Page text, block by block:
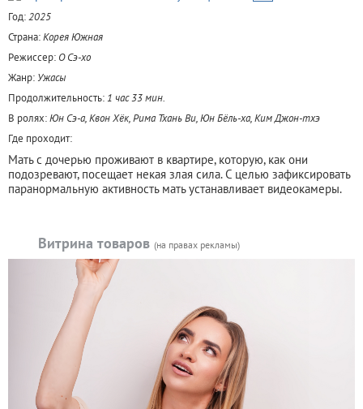
Год:2025
Страна:Корея Южная
Режиссер: О Сэ-хо
Жанр: Ужасы
Продолжительность: 1 час 33 мин.
В ролях:Юн Сэ-а, Квон Хёк, Рима Тхань Ви, Юн Бёль-ха, Ким Джон-тхэ
Где проходит:
Мать с дочерью проживают в квартире, которую, как они
подозревают, посещает некая злая сила. С целью зафиксировать
паранормальную активность мать устанавливает видеокамеры.
Витрина товаров (на правах рекламы)